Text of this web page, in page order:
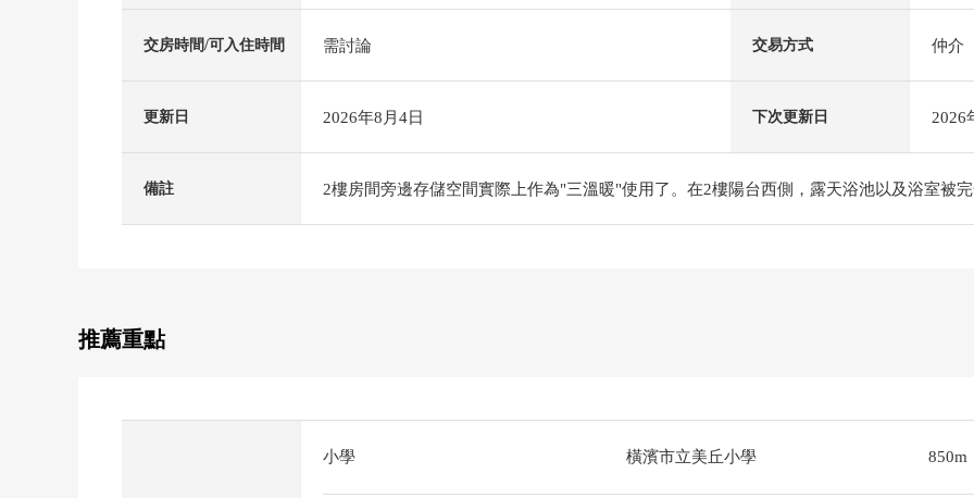
交房時間/可入住時間 需討論 交易方式 仲介
更新日 2026年8月4日 下次更新日 2026
備註 2樓房間旁邊存儲空間實際上作為"三溫暖"使用了。在2樓陽台西側，露天浴池以及浴室被完
推薦重點
小學 橫濱市立美丘小學 850m